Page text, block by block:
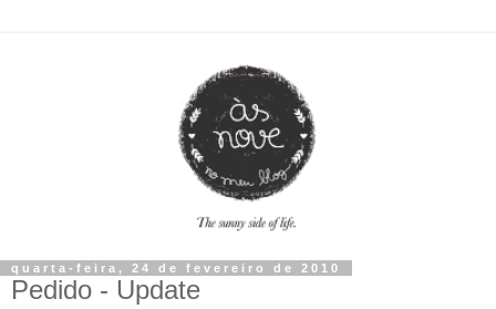
quarta-feira, 24 de fevereiro de 2010
Pedido - Update